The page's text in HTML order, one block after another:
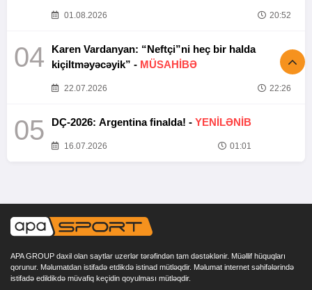
01.08.2026 20:52
04
Karen Vardanyan: “Neftçi”ni heç bir halda
kiçiltməyəcəyik” - MÜSAHİBƏ
22.07.2026 22:26
05 DÇ-2026: Argentina finalda! - YENİLƏNİB
16.07.2026 01:01
APA GROUP daxil olan saytlar uzerlər tərəfindən tam dəstəklənir. Müəllif hüquqları
qorunur. Məlumatdan istifadə etdikdə istinad mütləqdir. Məlumat internet səhifələrində
istifadə edildikdə müvafiq keçidin qoyulması mütləqdir.